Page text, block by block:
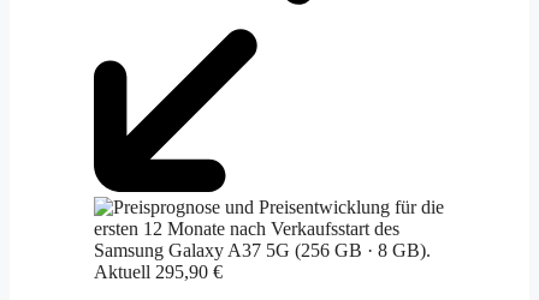
Aktuell 295,90 €